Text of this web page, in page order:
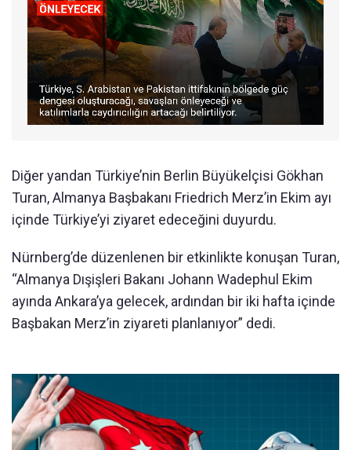
Diğer yandan Türkiye’nin Berlin Büyükelçisi Gökhan
Turan, Almanya Başbakanı Friedrich Merz’in Ekim ayı
içinde Türkiye’yi ziyaret edeceğini duyurdu.
Nürnberg’de düzenlenen bir etkinlikte konuşan Turan,
“Almanya Dışişleri Bakanı Johann Wadephul Ekim
ayında Ankara’ya gelecek, ardından bir iki hafta içinde
Başbakan Merz’in ziyareti planlanıyor” dedi.